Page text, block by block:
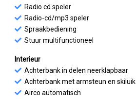
Radio cd speler
Radio-cd/mp3 speler
Spraakbediening
Stuur multifunctioneel
Interieur
Achterbank in delen neerklapbaar
Achterbank met armsteun en skiluik
Airco automatisch